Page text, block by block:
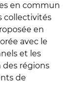
en commun
collectivités
en
avec le
et les
des régions
de